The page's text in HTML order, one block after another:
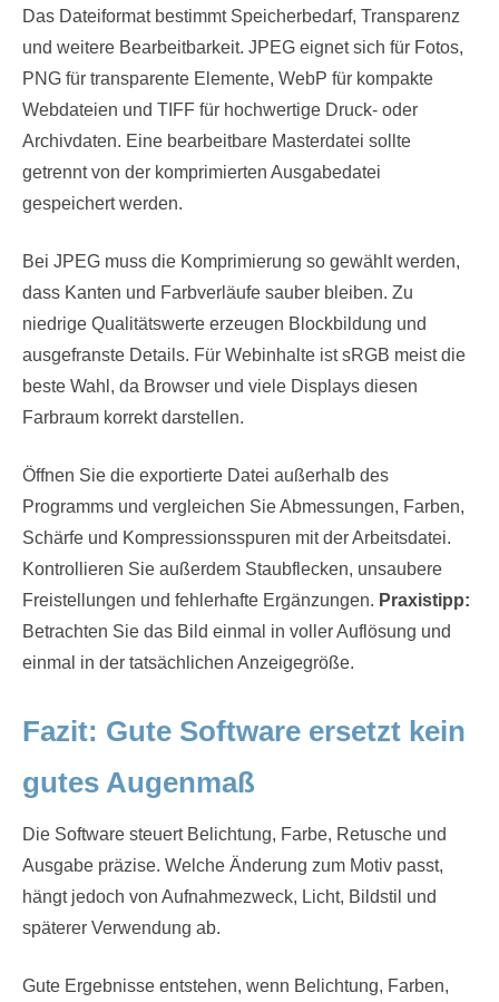
Das Dateiformat bestimmt Speicherbedarf, Transparenz
und weitere Bearbeitbarkeit. JPEG eignet sich für Fotos,
PNG für transparente Elemente, WebP für kompakte
Webdateien und TIFF für hochwertige Druck- oder
Archivdaten. Eine bearbeitbare Masterdatei sollte
getrennt von der komprimierten Ausgabedatei
gespeichert werden.
Bei JPEG muss die Komprimierung so gewählt werden,
dass Kanten und Farbverläufe sauber bleiben. Zu
niedrige Qualitätswerte erzeugen Blockbildung und
ausgefranste Details. Für Webinhalte ist sRGB meist die
beste Wahl, da Browser und viele Displays diesen
Farbraum korrekt darstellen.
Öffnen Sie die exportierte Datei außerhalb des
Programms und vergleichen Sie Abmessungen, Farben,
Schärfe und Kompressionsspuren mit der Arbeitsdatei.
Kontrollieren Sie außerdem Staubflecken, unsaubere
Freistellungen und fehlerhafte Ergänzungen. Praxistipp:
Betrachten Sie das Bild einmal in voller Auflösung und
einmal in der tatsächlichen Anzeigegröße.
Fazit: Gute Software ersetzt kein
gutes Augenmaß
Die Software steuert Belichtung, Farbe, Retusche und
Ausgabe präzise. Welche Änderung zum Motiv passt,
hängt jedoch von Aufnahmezweck, Licht, Bildstil und
späterer Verwendung ab.
Gute Ergebnisse entstehen, wenn Belichtung, Farben,